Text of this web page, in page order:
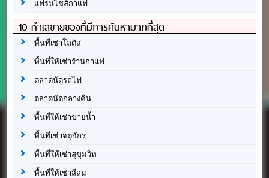
แฟรนไชส์กาแฟ
10 ทำเลขายของที่มีการค้นหามากที่สุด
พื้นที่เช่าโลตัส
พื้นที่ให้เช่าร้านกาแฟ
ตลาดนัดรถไฟ
ตลาดนัดกลางคืน
พื้นที่ให้เช่าขายน้ำ
พื้นที่เช่าจตุจักร
พื้นที่ให้เช่าสุขุมวิท
พื้นที่ให้เช่าสีลม